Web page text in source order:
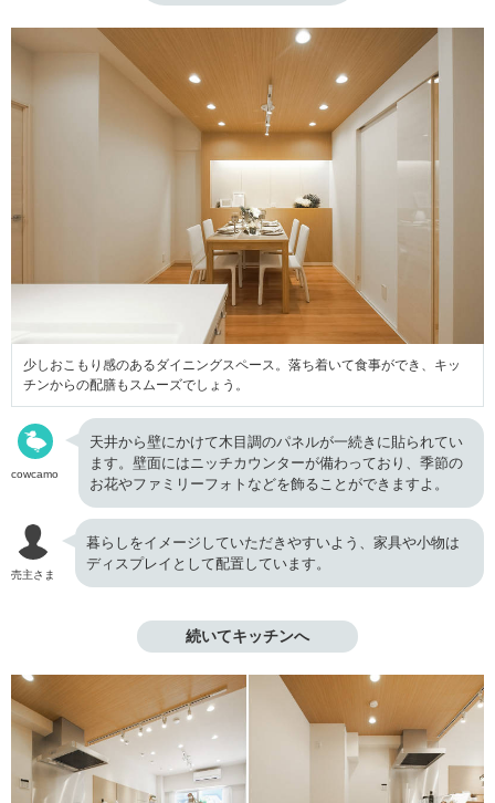
少しおこもり感のあるダイニングスペース。 落ち着いて食事ができ、 キッ
チンからの配膳もスムーズでしょう。
cowcamo
天井から壁にかけて木目調のパネルが一続きに貼られてい
ます。壁面にはニッチカウンターが備わっており、季節の
お花やファミリーフォトなどを飾ることができますよ。
売主さま
暮らしをイメージしていただきやすいよう、家具や小物は
ディスプレイとして配置しています。
続いてキッチンへ